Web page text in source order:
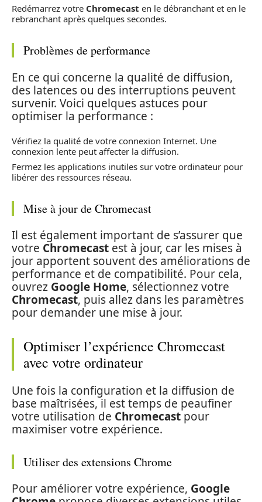
Redémarrez votre Chromecast en le débranchant et en le
rebranchant après quelques secondes.
Problèmes de performance
En ce qui concerne la qualité de diffusion,
des latences ou des interruptions peuvent
survenir. Voici quelques astuces pour
optimiser la performance :
Vérifiez la qualité de votre connexion Internet. Une
connexion lente peut affecter la diffusion.
Fermez les applications inutiles sur votre ordinateur pour
libérer des ressources réseau.
Mise à jour de Chromecast
Il est également important de s’assurer que
votre Chromecast est à jour, car les mises à
jour apportent souvent des améliorations de
performance et de compatibilité. Pour cela,
ouvrez Google Home, sélectionnez votre
Chromecast, puis allez dans les paramètres
pour demander une mise à jour.
Optimiser l’expérience Chromecast
avec votre ordinateur
Une fois la configuration et la diffusion de
base maîtrisées, il est temps de peaufiner
votre utilisation de Chromecast pour
maximiser votre expérience.
Utiliser des extensions Chrome
Pour améliorer votre expérience, Google